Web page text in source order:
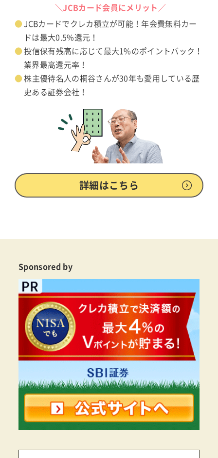
＼JCBカード会員にメリット／
JCBカードでクレカ積立が可能！年会費無料カー
ドは最大0.5%還元！
投信保有残高に応じて最大1%のポイントバック！
業界最高還元率！
株主優待名人の桐谷さんが30年も愛用している歴
史ある証券会社！
詳細はこちら
Sponsored by